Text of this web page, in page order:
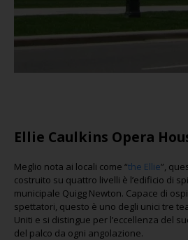
Ellie Caulkins Opera
Meglio nota ai locali come “the Ellie”,
costruito su quattro livelli è l’edificio di
municipale Quigg Newton. Capace di
spettatori, questo è uno degli unici tre
Uniti e si distingue per l’eccellenza del
del palco da ogni angolazione.